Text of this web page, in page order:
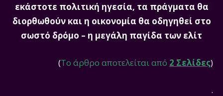
εκάστοτε πολιτική ηγεσία, τα πράγματα θα
διορθωθούν και η οικονομία θα οδηγηθεί στο
σωστό δρόμο – η μεγάλη παγίδα των ελίτ
(To άρθρο αποτελείται από 2 Σελίδες)
.